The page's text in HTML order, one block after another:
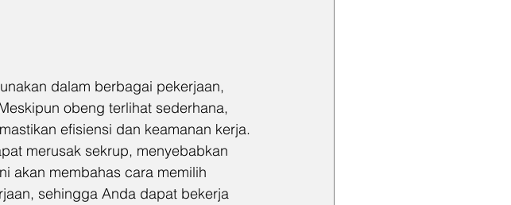
dalam berbagai pekerjaan,
obeng terlihat sederhana,
efisiensi dan keamanan kerja.
merusak sekrup, menyebabkan
akan membahas cara memilih
sehingga Anda dapat bekerja